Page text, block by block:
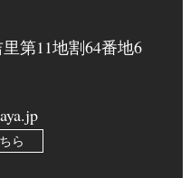
第11地割64番地6
ら